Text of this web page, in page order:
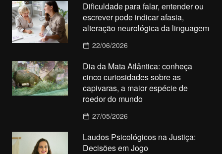
Dificuldade para falar, entender ou
escrever pode indicar afasia,
alteração neurológica da linguagem
22/06/2026
Dia da Mata Atlântica: conheça
cinco curiosidades sobre as
capivaras, a maior espécie de
roedor do mundo
27/05/2026
Laudos Psicológicos na Justiça:
Decisões em Jogo